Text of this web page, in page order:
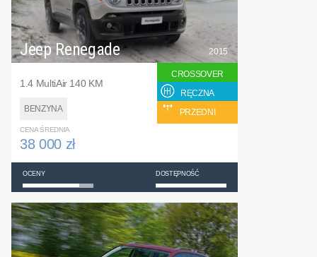
Jeep Renegade
1.4 MultiAir 140 KM
BENZYNA
2015
CROSSOVER
RĘCZNA
PRZEDNI
CENA ŚREDNIA
38 000 zł
OCENY DOSTĘPNOŚĆ